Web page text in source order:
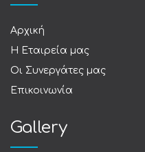
Αρχική
Η Εταιρεία μας
Οι Συνεργάτες μας
Επικοινωνία
Gallery